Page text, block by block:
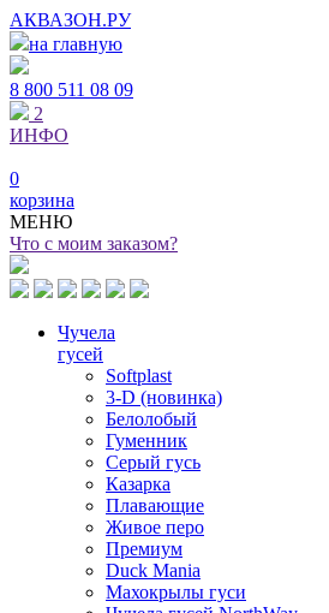
АКВАЗОН.РУ
на главную
8 800 511 08 09
2
ИНФО
0
корзина
МЕНЮ
Что с моим заказом?
Чучела
гусей
Softplast
3-D (новинка)
Белолобый
Гуменник
Серый гусь
Казарка
Плавающие
Живое перо
Премиум
Duck Mania
Махокрылы гуси